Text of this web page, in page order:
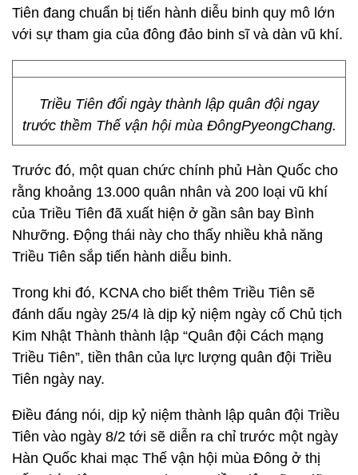
Tiên đang chuẩn bị tiến hành diễu binh quy mô lớn
với sự tham gia của đông đảo binh sĩ và dàn vũ khí.
Triều Tiên đổi ngày thành lập quân đội ngay
trước thềm Thế vận hội mùa ĐôngPyeongChang.
Trước đó, một quan chức chính phủ Hàn Quốc cho
rằng khoảng 13.000 quân nhân và 200 loại vũ khí
của Triều Tiên đã xuất hiện ở gần sân bay Bình
Nhưỡng. Động thái này cho thấy nhiều khả năng
Triều Tiên sắp tiến hành diễu binh.
Trong khi đó, KCNA cho biết thêm Triều Tiên sẽ
đánh dấu ngày 25/4 là dịp kỷ niệm ngày cố Chủ tịch
Kim Nhật Thành thành lập “Quân đội Cách mạng
Triều Tiên”, tiền thân của lực lượng quân đội Triều
Tiên ngày nay.
Điều đáng nói, dịp kỷ niệm thành lập quân đội Triều
Tiên vào ngày 8/2 tới sẽ diễn ra chỉ trước một ngày
Hàn Quốc khai mạc Thế vận hội mùa Đông ở thị